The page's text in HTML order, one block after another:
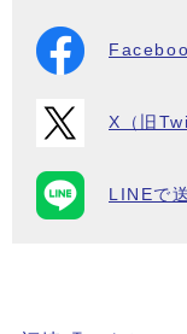
X（旧
LINEで